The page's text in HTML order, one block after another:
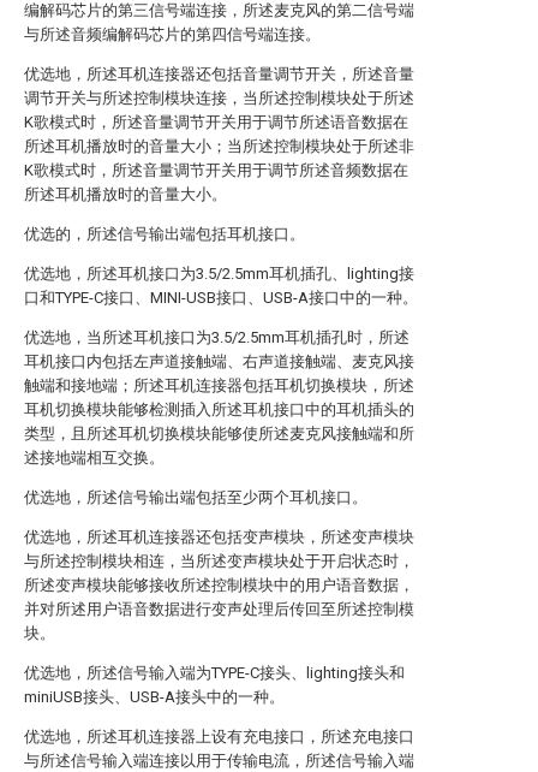
编解码芯片的第三信号端连接，所述麦克风的第二信号端
与所述音频编解码芯片的第四信号端连接。
优选地，所述耳机连接器还包括音量调节开关，所述音量
调节开关与所述控制模块连接，当所述控制模块处于所述
K歌模式时，所述音量调节开关用于调节所述语音数据在
所述耳机播放时的音量大小；当所述控制模块处于所述非
K歌模式时，所述音量调节开关用于调节所述音频数据在
所述耳机播放时的音量大小。
优选的，所述信号输出端包括耳机接口。
优选地，所述耳机接口为3.5/2.5mm耳机插孔、lighting接
口和TYPE-C接口、MINI-USB接口、USB-A接口中的一种。
优选地，当所述耳机接口为3.5/2.5mm耳机插孔时，所述
耳机接口内包括左声道接触端、右声道接触端、麦克风接
触端和接地端；所述耳机连接器包括耳机切换模块，所述
耳机切换模块能够检测插入所述耳机接口中的耳机插头的
类型，且所述耳机切换模块能够使所述麦克风接触端和所
述接地端相互交换。
优选地，所述信号输出端包括至少两个耳机接口。
优选地，所述耳机连接器还包括变声模块，所述变声模块
与所述控制模块相连，当所述变声模块处于开启状态时，
所述变声模块能够接收所述控制模块中的用户语音数据，
并对所述用户语音数据进行变声处理后传回至所述控制模
块。
优选地，所述信号输入端为TYPE-C接头、lighting接头和
miniUSB接头、USB-A接头中的一种。
优选地，所述耳机连接器上设有充电接口，所述充电接口
与所述信号输入端连接以用于传输电流，所述信号输入端